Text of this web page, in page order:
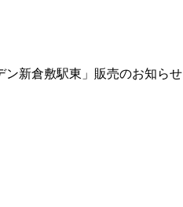
新倉敷駅東」販売のお知らせ